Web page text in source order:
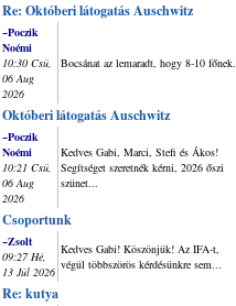
Re: Októberi látogatás Auschwitz
~Poczik
Noémi
10:30 Csü,
06 Aug
2026
Bocsánat az lemaradt, hogy 8-10 főnek.
Októberi látogatás Auschwitz
~Poczik
Noémi
10:21 Csü,
06 Aug
2026
Kedves Gabi, Marci, Stefi és Ákos!
Segítséget szeretnék kérni, 2026 őszi
szünet...
Csoportunk
~Zsolt
09:27 Hé,
13 Júl 2026
Kedves Gabi! Köszönjük! Az IFA-t,
végül többszörös kérdésünkre sem...
Re: kutya